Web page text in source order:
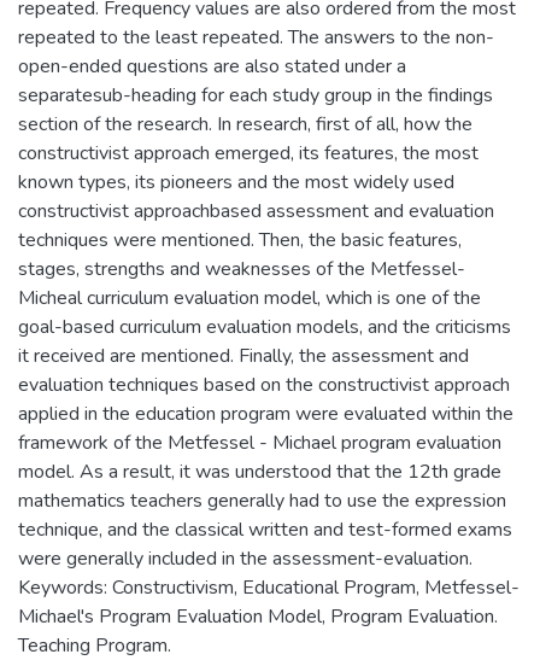
repeated. Frequency values are also ordered from the most
repeated to the least repeated. The answers to the non-
open-ended questions are also stated under a
separatesub-heading for each study group in the findings
section of the research. In research, first of all, how the
constructivist approach emerged, its features, the most
known types, its pioneers and the most widely used
constructivist approachbased assessment and evaluation
techniques were mentioned. Then, the basic features,
stages, strengths and weaknesses of the Metfessel-
Micheal curriculum evaluation model, which is one of the
goal-based curriculum evaluation models, and the criticisms
it received are mentioned. Finally, the assessment and
evaluation techniques based on the constructivist approach
applied in the education program were evaluated within the
framework of the Metfessel - Michael program evaluation
model. As a result, it was understood that the 12th grade
mathematics teachers generally had to use the expression
technique, and the classical written and test-formed exams
were generally included in the assessment-evaluation.
Keywords: Constructivism, Educational Program, Metfessel-
Michael's Program Evaluation Model, Program Evaluation.
Teaching Program.